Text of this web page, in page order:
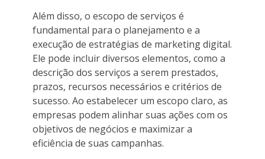
Além disso, o escopo de serviços é
fundamental para o planejamento e a
execução de estratégias de marketing digital.
Ele pode incluir diversos elementos, como a
descrição dos serviços a serem prestados,
prazos, recursos necessários e critérios de
sucesso. Ao estabelecer um escopo claro, as
empresas podem alinhar suas ações com os
objetivos de negócios e maximizar a
eficiência de suas campanhas.